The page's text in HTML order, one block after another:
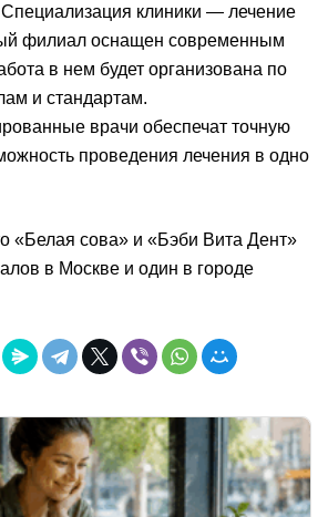
клиники — лечение
филиал оснащен современным
в нем будет организована по
и стандартам.
врачи обеспечат точную
проведения лечения в одно
«Белая сова» и «Бэби Вита Дент»
в Москве и один в городе